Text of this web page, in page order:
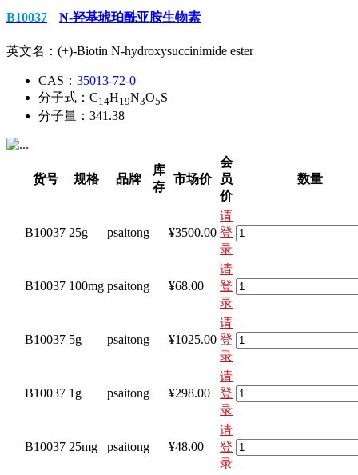
B10037 N-羟基琥珀酰亚胺生物素
英文名： (+)-Biotin N-hydroxysuccinimide ester
CAS： 35013-72-0
分子式： C14H19N3O5S
分子量： 341.38
货号 规格 品牌
库
存
市场价
会
员
价
数量
B10037 25g psaitong ¥3500.00
请
登
录
B10037 100mg psaitong ¥68.00
请
登
录
B10037 5g psaitong ¥1025.00
请
登
录
B10037 1g psaitong ¥298.00
请
登
录
B10037 25mg psaitong ¥48.00
请
登
录